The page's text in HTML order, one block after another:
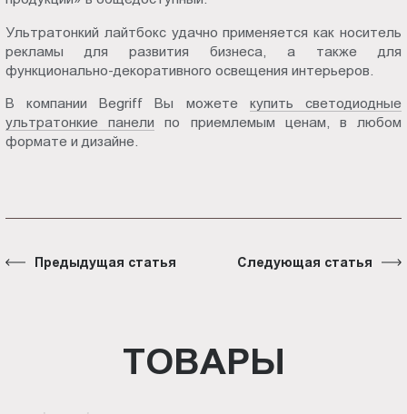
Ультратонкий лайтбокс удачно применяется как носитель
рекламы для развития бизнеса, а также для
функционально-декоративного освещения интерьеров.
В компании Begriff Вы можете купить светодиодные
ультратонкие панели по приемлемым ценам, в любом
формате и дизайне.
Предыдущая статья Следующая статья
ТОВАРЫ